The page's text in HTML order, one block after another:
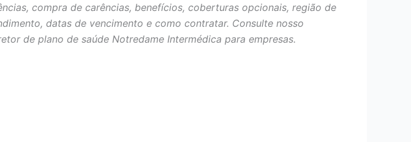
compra de carências, benefícios, coberturas opcionais, região de
datas de vencimento e como contratar. Consulte nosso
de plano de saúde Notredame Intermédica para empresas.